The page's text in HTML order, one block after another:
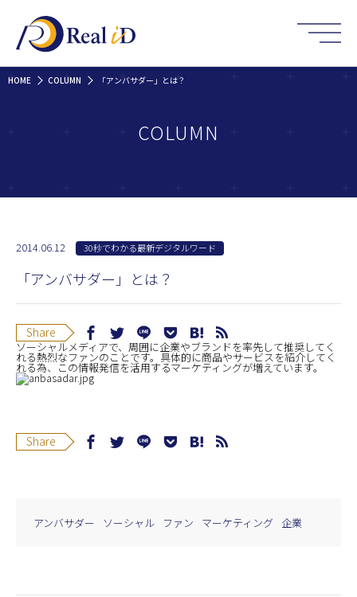
HOME COLUMN 「アンバサダー」とは？
COLUMN
2014.06.12 30秒でわかる最新デジタルワード
「アンバサダー」とは？
Share
ソーシャルメディアで、周囲に企業やブランドを率先して推奨してく
れる熱烈なファンのことです。具体的に商品やサービスを紹介してく
れる為、この情報発信を活用するマーケティングが増えています。
Share
アンバサダー ソーシャル ファン マーケティング 企業